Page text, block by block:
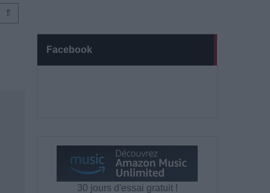
Facebook
30 jours d'essai gratuit !
⇑